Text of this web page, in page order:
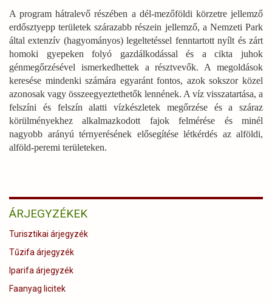
A program hátralevő részében a dél-mezőföldi körzetre jellemző
erdősztyepp területek szárazabb részein jellemző, a Nemzeti Park
által extenzív (hagyományos) legeltetéssel fenntartott nyílt és zárt
homoki gyepeken folyó gazdálkodással és a cikta juhok
génmegőrzésével ismerkedhettek a résztvevők. A megoldások
keresése mindenki számára egyaránt fontos, azok sokszor közel
azonosak vagy összeegyeztethetők lennének. A víz visszatartása, a
felszíni és felszín alatti vízkészletek megőrzése és a száraz
körülményekhez alkalmazkodott fajok felmérése és minél
nagyobb arányú térnyerésének elősegítése létkérdés az alföldi,
alföld-peremi területeken.
ÁRJEGYZÉKEK
Turisztikai árjegyzék
Tűzifa árjegyzék
Iparifa árjegyzék
Faanyag licitek